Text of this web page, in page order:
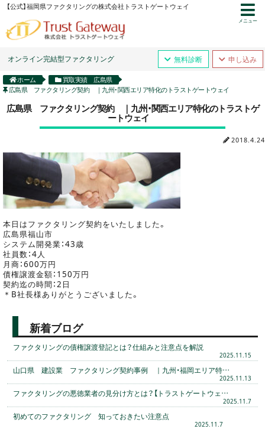
【公式】福岡県ファクタリングの株式会社トラストゲートウェイ
オンライン完結型ファクタリング 無料診断 申し込み
メニュー
ホーム
買取実績 広島県
広島県 ファクタリング契約 ｜九州・関西エリア特化のトラストゲートウェイ
広島県 ファクタリング契約 ｜九州・関西エリア特化のトラストゲ
ートウェイ
2018.4.24
本日はファクタリング契約をいたしました。
広島県福山市
システム開発業：43歳
社員数：4人
月商：600万円
債権譲渡金額：150万円
契約迄の時間：2日
＊B社長様ありがとうございました。
新着ブログ
ファクタリングの債権譲渡登記とは？仕組みと注意点を解説
2025.11.15
山口県 建設業 ファクタリング契約事例 ｜九州・福岡エリア特…
2025.11.13
ファクタリングの悪徳業者の見分け方とは？【トラストゲートウェ…
2025.11.7
初めてのファクタリング 知っておきたい注意点
2025.11.7